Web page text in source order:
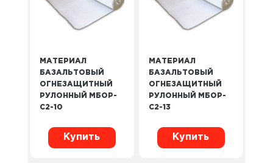
МАТЕРИАЛ
БАЗАЛЬТОВЫЙ
ОГНЕЗАЩИТНЫЙ
РУЛОННЫЙ МБОР-
С2-10
Купить
МАТЕРИАЛ
БАЗАЛЬТОВЫЙ
ОГНЕЗАЩИТНЫЙ
РУЛОННЫЙ МБОР-
С2-13
Купить